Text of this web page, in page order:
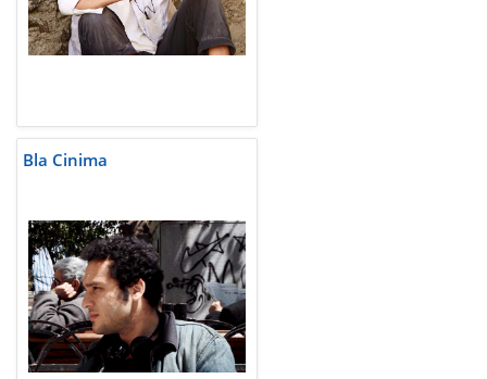
Bla Cinima